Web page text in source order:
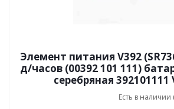
Элемент питания V392
д/часов (00392 101 111)
серебряная 392101111
Есть в наличии